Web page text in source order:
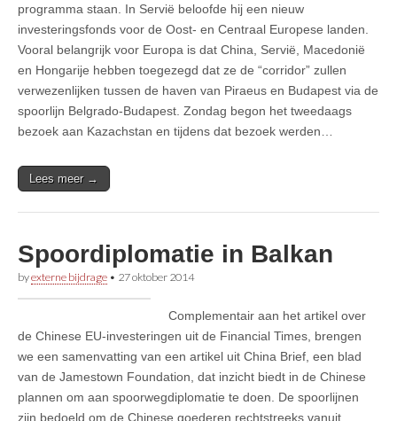
programma staan. In Servië beloofde hij een nieuw
investeringsfonds voor de Oost- en Centraal Europese landen.
Vooral belangrijk voor Europa is dat China, Servië, Macedonië
en Hongarije hebben toegezegd dat ze de “corridor” zullen
verwezenlijken tussen de haven van Piraeus en Budapest via de
spoorlijn Belgrado-Budapest. Zondag begon het tweedaags
bezoek aan Kazachstan en tijdens dat bezoek werden…
Lees meer →
Spoordiplomatie in Balkan
byexterne bijdrage • 27 oktober 2014
Complementair aan het artikel over
de Chinese EU-investeringen uit de Financial Times, brengen
we een samenvatting van een artikel uit China Brief, een blad
van de Jamestown Foundation, dat inzicht biedt in de Chinese
plannen om aan spoorwegdiplomatie te doen. De spoorlijnen
zijn bedoeld om de Chinese goederen rechtstreeks vanuit